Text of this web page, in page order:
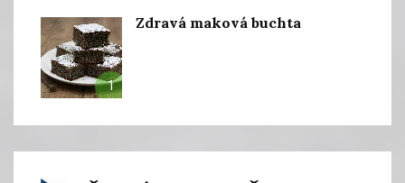
1
Zdravá maková buchta